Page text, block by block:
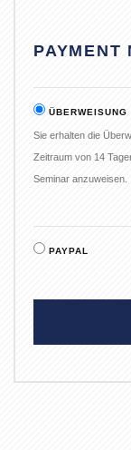
PAYMENT
ÜBERWEISUNG
Sie erhalten die
Zeitraum von 14
Seminar anzuweisen.
PAYPAL